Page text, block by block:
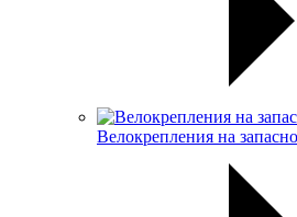
Велокрепления на